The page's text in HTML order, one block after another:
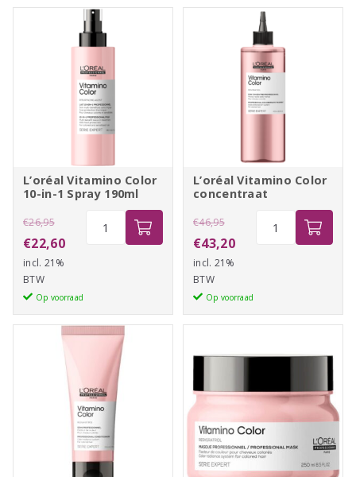
L’oréal Vitamino Color
10-in-1 Spray 190ml
€26,95
Oorspronkelijke
prijs
was:
€22,60Huidige
incl. 21%
BTW
Op voorraad
Vitamino
1
Spray
190ml
aantal
L’oréal Vitamino Color
concentraat
€46,95
Oorspronkelijke
prijs
was:
€43,20Huidige
incl. 21%
BTW
Op voorraad
Vitamino